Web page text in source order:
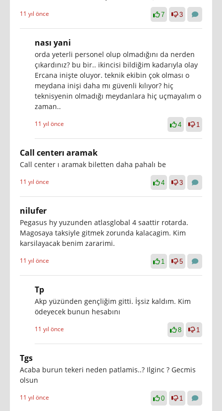
11 yıl önce 7 3
nası yani
orda yeterli personel olup olmadığını da nerden
çıkardınız? bu bir.. ikincisi bildiğim kadarıyla olay
Ercana inişte oluyor. teknik ekibin çok olması o
meydana inişi daha mı güvenli kılıyor? hiç
teknisyenin olmadığı meydanlara hiç uçmayalım o
zaman..
11 yıl önce 4 1
Call centerı aramak
Call center ı aramak biletten daha pahalı be
11 yıl önce 4 3
nilufer
Pegasus hy yuzunden atlasglobal 4 saattir rotarda.
Magosaya taksiyle gitmek zorunda kalacagim. Kim
karsilayacak benim zararimi.
11 yıl önce 1 5
Tp
Akp yüzünden gençliğim gitti. İşsiz kaldım. Kim
ödeyecek bunun hesabını
11 yıl önce 8 1
Tgs
Acaba burun tekeri neden patlamis..? Ilginc ? Gecmis
olsun
11 yıl önce 0 1